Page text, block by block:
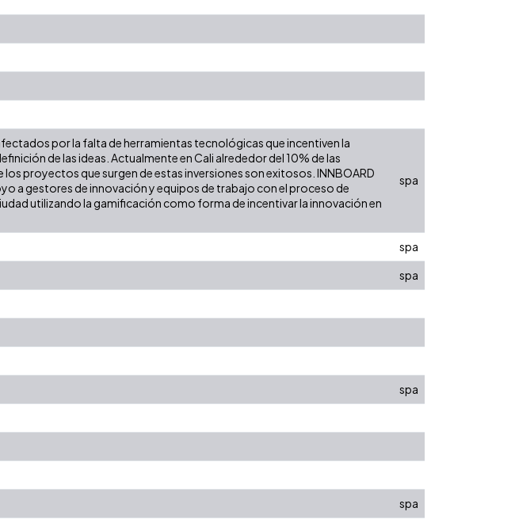
por la falta de herramientas tecnológicas que incentiven la
de las ideas. Actualmente en Cali alrededor del 10% de las
proyectos que surgen de estas inversiones son exitosos. INNBOARD
a gestores de innovación y equipos de trabajo con el proceso de
utilizando la gamificación como forma de incentivar la innovación en
spa
spa
spa
spa
spa